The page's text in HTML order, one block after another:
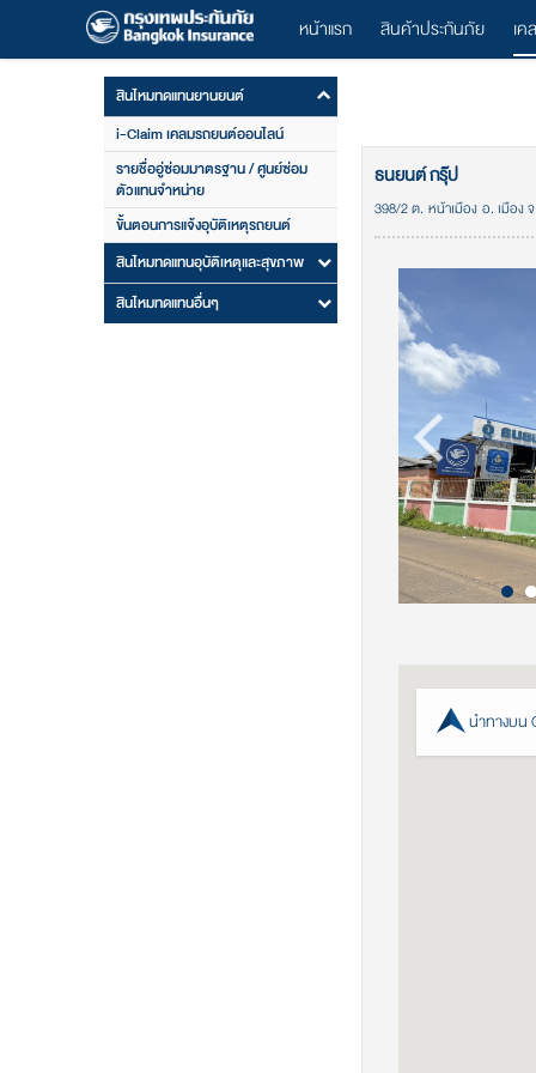
หน้าแรก สินค้าประกันภัย เค
สินไหมทดแทนยานยนต์
i-Claim เคลมรถยนต์ออนไลน์
รายชื่ออู่ซ่อมมาตรฐาน / ศูนย์ซ่อม
ตัวแทนจำหน่าย
ขั้นตอนการแจ้งอุบัติเหตุรถยนต์
สินไหมทดแทนอุบัติเหตุและสุขภาพ
สินไหมทดแทนอื่นๆ
ธนยนต์ กรุ๊ป
398/2 ต. หน้าเมือง อ. เมือง
นำทางบน